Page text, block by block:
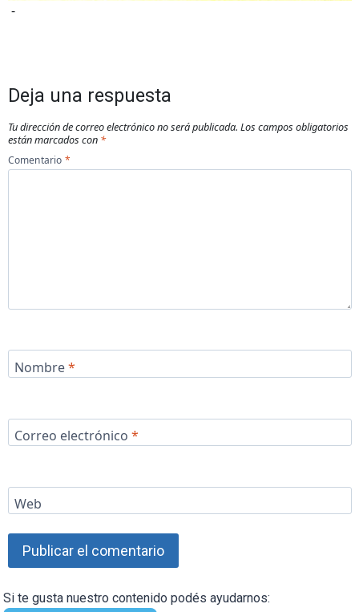
-
Deja una respuesta
Tu dirección de correo electrónico no será publicada. Los campos obligatorios
están marcados con *
Comentario *
Nombre*
Correo electrónico *
Web
Si te gusta nuestro contenido podés ayudarnos: